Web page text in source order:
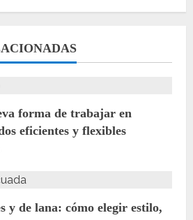
forma de trabajar en
eficientes y flexibles
y de lana: cómo elegir estilo,